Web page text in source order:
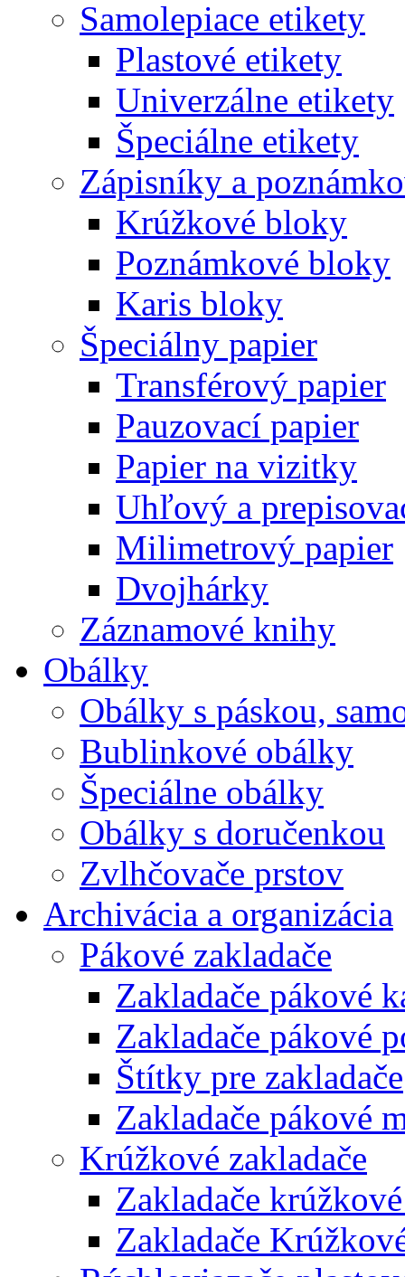
Samolepiace etikety
Plastové etikety
Univerzálne etikety
Špeciálne etikety
Zápisníky a
Krúžkové bloky
Poznámkové bloky
Karis bloky
Špeciálny papier
Transférový papier
Pauzovací papier
Papier na vizitky
Uhľový a
Milimetrový papier
Dvojhárky
Záznamové knihy
Obálky
Obálky s páskou,
Bublinkové obálky
Špeciálne obálky
Obálky s doručenkou
Zvlhčovače prstov
Archivácia a organizácia
Pákové zakladače
Zakladače pákové
Zakladače pákové
Štítky pre zakladače
Zakladače pákové
Krúžkové zakladače
Zakladače
Zakladače